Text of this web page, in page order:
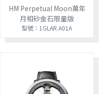
HM Perpetual Moon萬年
月相砂金石限量版
型號：1GLAR.A01A